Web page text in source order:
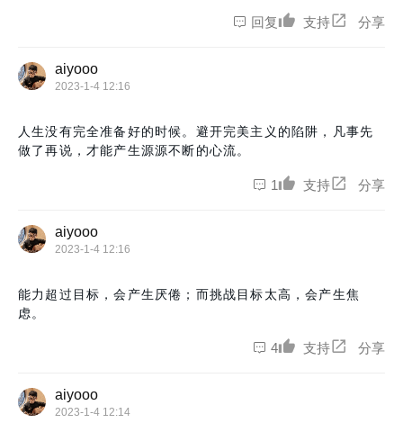
回复 支持 分享
aiyooo
2023-1-4 12:16
人生没有完全准备好的时候。避开完美主义的陷阱，凡事先
做了再说，才能产生源源不断的心流。
1 支持 分享
aiyooo
2023-1-4 12:16
能力超过目标，会产生厌倦；而挑战目标太高，会产生焦
虑。
4 支持 分享
aiyooo
2023-1-4 12:14